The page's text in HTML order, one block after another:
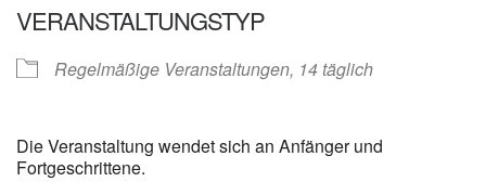
VERANSTALTUNGSTYP
Regelmäßige Veranstaltungen, 14 täglich
Die Veranstaltung wendet sich an Anfänger und
Fortgeschrittene.